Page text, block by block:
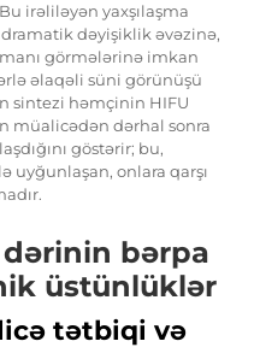
irəliləyən yaxşılaşma
dəyişiklik əvəzinə,
görmələrinə imkan
əlaqəli süni görünüşü
sintezi həmçinin HIFU
müalicədən dərhal sonra
göstərir; bu,
uyğunlaşan, onlara qarşı
bərpa
üstünlüklər
tətbiqi və